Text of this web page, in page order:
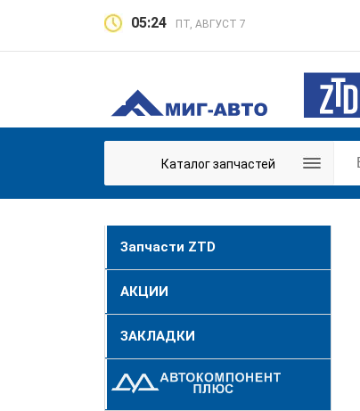
05:24 ПТ, АВГУСТ 7
Каталог запчастей
Запчасти ZTD
АКЦИИ
ЗАКЛАДКИ